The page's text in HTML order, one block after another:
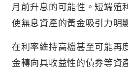
月前升息的可能性。短端殖
使無息資產的黃金吸引力明
在利率維持高檔甚至可能再
金轉向具收益性的債券等資